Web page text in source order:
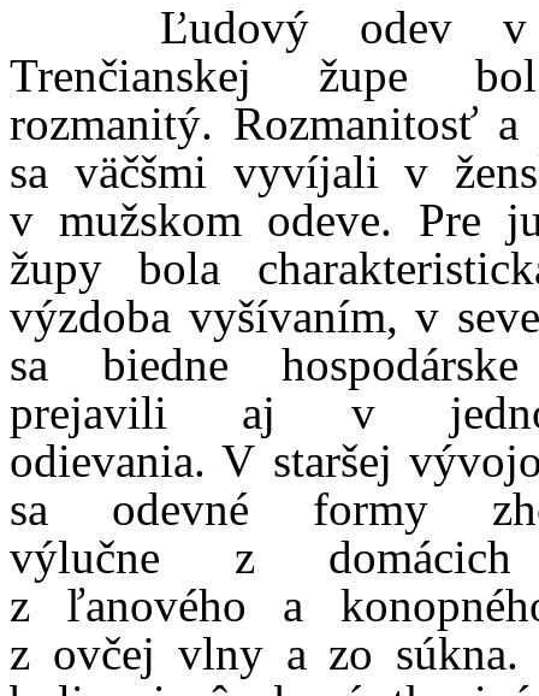
Ľudový odev
Trenčianskej župe
rozmanitý. Rozmanitosť
sa väčšmi vyvíjali v
v mužskom odeve. Pre
župy bola
výzdoba vyšívaním, v
sa biedne
prejavili aj v
odievania. V staršej
sa odevné formy
výlučne z
z ľanového a
z ovčej vlny a zo